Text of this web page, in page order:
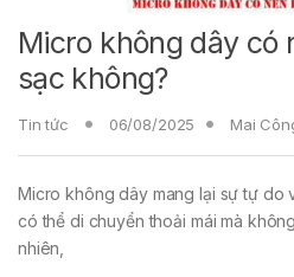
Micro không dây có
sạc không?
Tin tức 06/08/2025 Mai
Micro không dây mang lại sự tự do
có thể di chuyển thoải mái mà
nhiên,